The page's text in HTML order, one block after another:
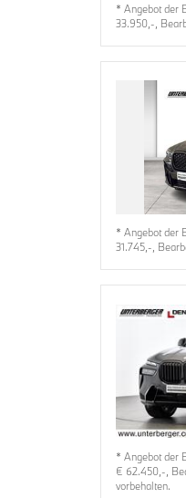
* Angebot der
33.950,-,
* Angebot der
31.745,-,
* Angebot der
€ 62.450,-,
vorbehalten.